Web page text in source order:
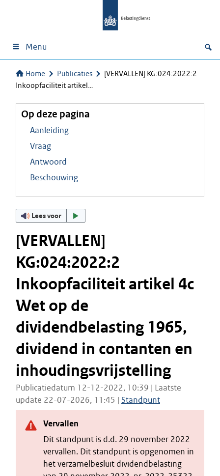
Menu
Home Publicaties
[VERVALLEN] KG:024:2022:2
Inkoopfaciliteit artikel…
Op deze pagina
Aanleiding
Vraag
Antwoord
Beschouwing
Lees voor
[VERVALLEN]
KG:024:2022:2
Inkoopfaciliteit artikel 4c
Wet op de
dividendbelasting 1965,
dividend in contanten en
inhoudingsvrijstelling
Publicatiedatum 12-12-2022, 10:39 | Laatste
update 22-07-2026, 11:45 | Standpunt
Vervallen
Dit standpunt is d.d. 29 november 2022
vervallen. Dit standpunt is opgenomen in
het verzamelbesluit dividendbelasting